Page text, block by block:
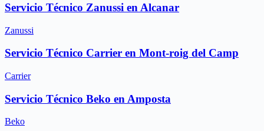
Servicio Técnico Zanussi en Alcanar
Zanussi
Servicio Técnico Carrier en Mont-roig del Camp
Carrier
Servicio Técnico Beko en Amposta
Beko